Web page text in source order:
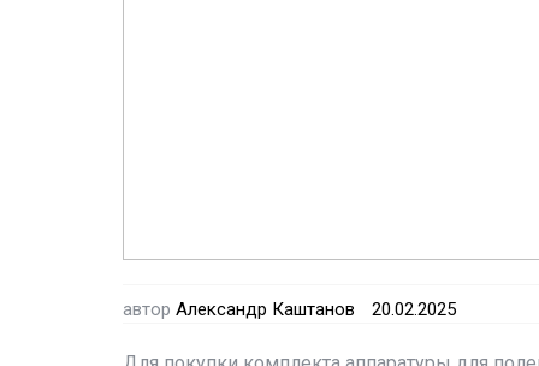
автор Александр Каштанов 20.02.2025